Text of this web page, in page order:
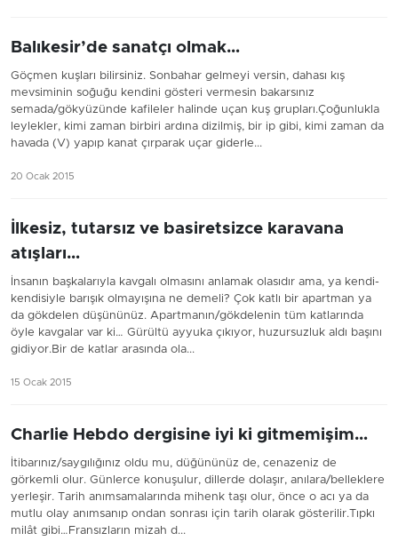
Balıkesir’de sanatçı olmak…
Göçmen kuşları bilirsiniz. Sonbahar gelmeyi versin, dahası kış
mevsiminin soğuğu kendini gösteri vermesin bakarsınız
semada/gökyüzünde kafileler halinde uçan kuş grupları.Çoğunlukla
leylekler, kimi zaman birbiri ardına dizilmiş, bir ip gibi, kimi zaman da
havada (V) yapıp kanat çırparak uçar giderle...
20 Ocak 2015
İlkesiz, tutarsız ve basiretsizce karavana
atışları…
İnsanın başkalarıyla kavgalı olmasını anlamak olasıdır ama, ya kendi-
kendisiyle barışık olmayışına ne demeli? Çok katlı bir apartman ya
da gökdelen düşününüz. Apartmanın/gökdelenin tüm katlarında
öyle kavgalar var ki… Gürültü ayyuka çıkıyor, huzursuzluk aldı başını
gidiyor.Bir de katlar arasında ola...
15 Ocak 2015
Charlie Hebdo dergisine iyi ki gitmemişim…
İtibarınız/saygılığınız oldu mu, düğününüz de, cenazeniz de
görkemli olur. Günlerce konuşulur, dillerde dolaşır, anılara/belleklere
yerleşir. Tarih anımsamalarında mihenk taşı olur, önce o acı ya da
mutlu olay anımsanıp ondan sonrası için tarih olarak gösterilir.Tıpkı
milât gibi…Fransızların mizah d...